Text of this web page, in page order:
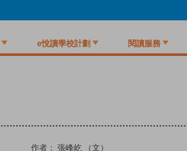
e悅讀學校計劃 閱讀服務
作者： 張峰屹 （文）